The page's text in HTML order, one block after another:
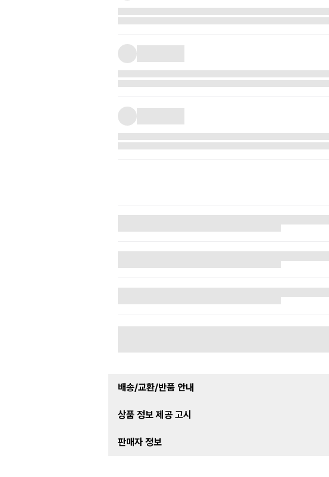
배송/교환/반품 안내
상품 정보 제공 고시
판매자 정보